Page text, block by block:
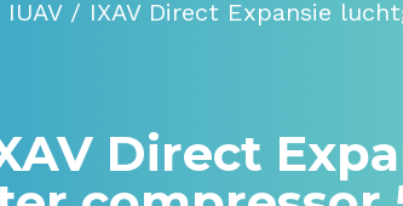
IUAV / IXAV Direct Expansie
Direct